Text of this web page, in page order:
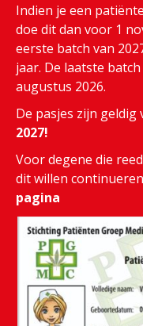
Indien je een
doe dit dan voor 1
eerste batch van
jaar. De laatste
augustus 2026.
De pasjes zijn
2027!
Voor degene die
dit willen
pagina